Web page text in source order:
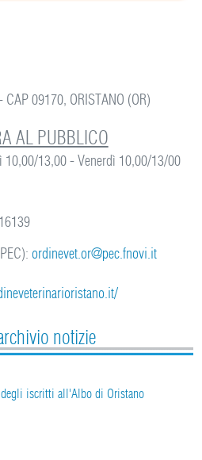
09170, ORISTANO (OR)
AL PUBBLICO
10,00/13,00 - Venerdì 10,00/13/00
ordinevet.or@pec.fnovi.it
notizie
degli iscritti all'Albo di Oristano